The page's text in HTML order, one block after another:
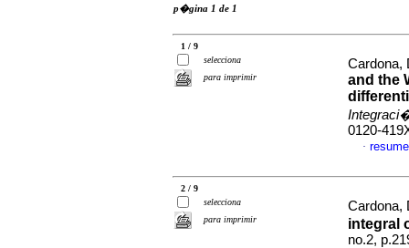
p�gina 1 de 1
1 / 9
selecciona
para imprimir
and the
0120-
·
2 / 9
selecciona
para imprimir
integral
no.2,